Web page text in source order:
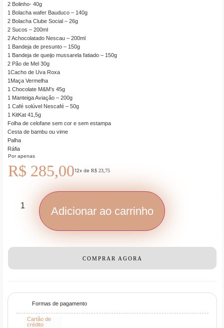
2 Bolinho- 40g
1 Bolacha wafer Bauduco – 140g
2 Bolacha Clube Social – 26g
2 Sucos – 200ml
2 Achocolatado Nescau – 200ml
1 Bandeja de presunto – 150g
1 Bandeja de queijo mussarela fatiado – 150g
2 Pão de Mel 30g
1Cacho de Uva Roxa
1Maça Vermelha
1 Chocolate M&M’s 45g
1 Manteiga Aviação – 200g
1 Café solúvel Nescafé – 50g
1 KitKat 41,5g
Folha de celofane sem cor e sem estampa
Cesta de bambu ou vime
Palha
Ráfia
Por apenas
R$ 285,0012x deR$ 23,75
Adicionar ao carrinho
COMPRAR AGORA
Formas de pagamento
Cartão de
crédito